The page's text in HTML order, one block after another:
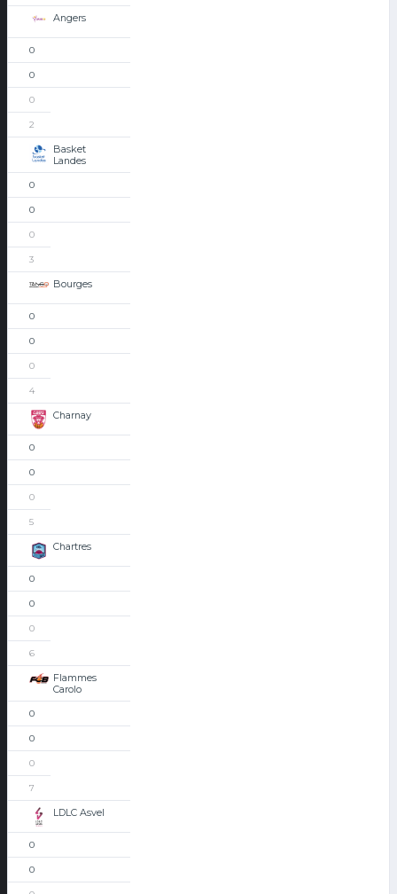
Angers
0
0
0
2
Basket
Landes
0
0
0
3
Bourges
0
0
0
4
Charnay
0
0
0
5
Chartres
0
0
0
6
Flammes
Carolo
0
0
0
7
LDLC Asvel
0
0